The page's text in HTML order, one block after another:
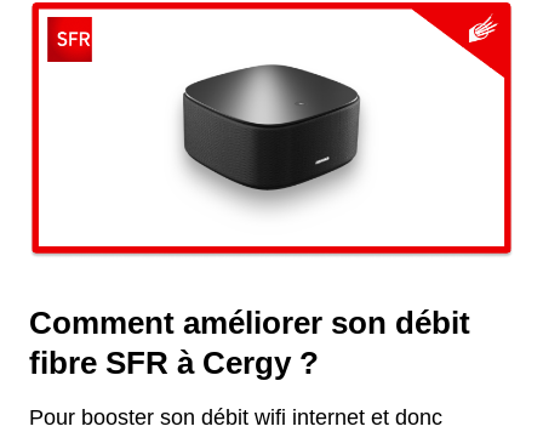
Comment améliorer son débit
fibre SFR à Cergy ?
Pour booster son débit wifi internet et donc